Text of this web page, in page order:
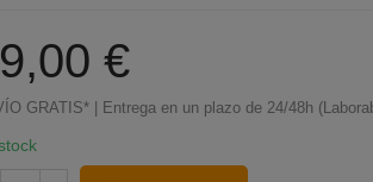
€
GRATIS* | Entrega en un plazo de 24/48h